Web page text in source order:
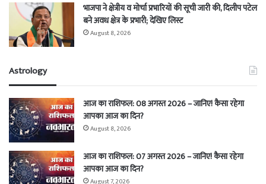
भाजपा ने क्षेत्रीय व मोर्चा प्रभारियों की सूची जारी की, दिलीप पटेल
बने अवध क्षेत्र के प्रभारी; देखिए लिस्ट
August 8, 2026
Astrology
आज का राशिफल: 08 अगस्त 2026 – जानिए! कैसा रहेगा
आपका आज का दिन?
August 8, 2026
आज का राशिफल: 07 अगस्त 2026 – जानिए! कैसा रहेगा
आपका आज का दिन?
August 7, 2026